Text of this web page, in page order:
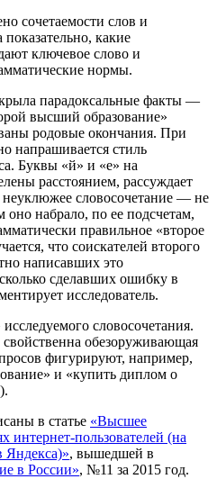
сочетаемости слов и
какие
ключевое слово и
нормы.
парадоксальные факты —
высший образование»
родовые окончания. При
напрашивается стиль
Буквы «й» и «е» на
расстоянием, рассуждает
словосочетание — не
набрало, по ее подсчетам,
правильное «второе
что соискателей второго
написавших это
сделавших ошибку в
исследователь.
словосочетания.
свойственна обезоруживающая
фигурируют, например,
и «купить диплом о
в статье «Высшее
интернет-пользователей (на
Яндекса)», вышедшей в
в России», №11 за 2015 год.